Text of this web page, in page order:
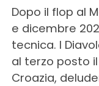
Dopo il flop al
e dicembre
tecnica. I
al terzo posto
Croazia,